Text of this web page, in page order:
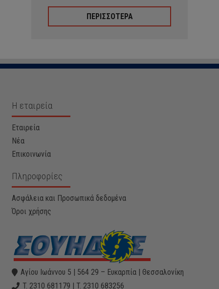
ΠΕΡΙΣΣΟΤΕΡΑ
Η εταιρεία
Εταιρεία
Νέα
Επικοινωνία
Πληροφορίες
Ασφάλεια και Προσωπικά δεδομένα
Όροι χρήσης
Αγίου Ιωάννου 5 | 564 29 – Ευκαρπία | Θεσσαλονίκη
T. 2310 681179 | T. 2310 683256